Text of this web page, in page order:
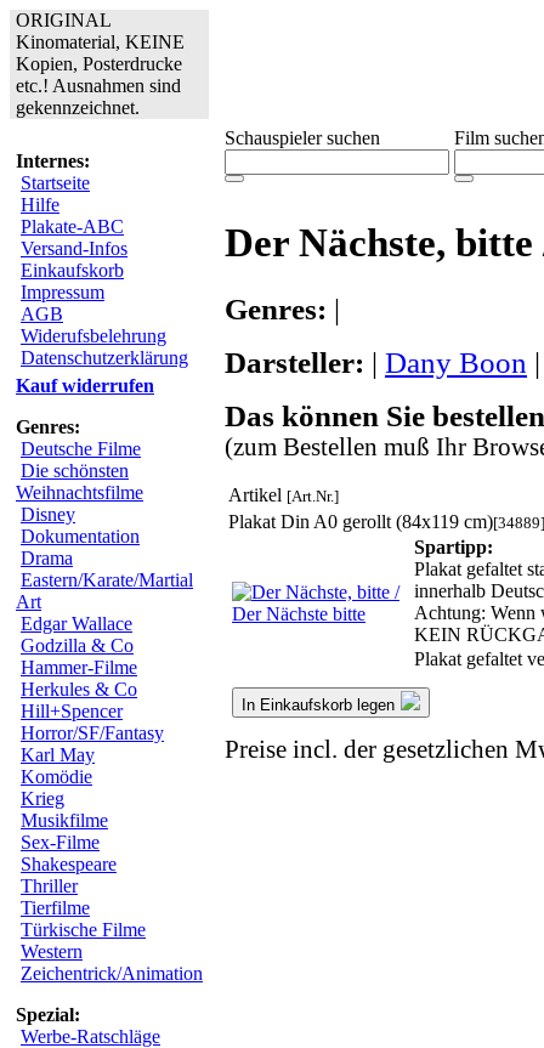
ORIGINAL
Kinomaterial, KEINE
Kopien, Posterdrucke
etc.! Ausnahmen sind
gekennzeichnet.
Internes:
Startseite
Hilfe
Plakate-ABC
Versand-Infos
Einkaufskorb
Impressum
AGB
Widerufsbelehrung
Datenschutzerklärung
Kauf widerrufen
Genres:
Deutsche Filme
Die schönsten
Weihnachtsfilme
Disney
Dokumentation
Drama
Eastern/Karate/Martial
Art
Edgar Wallace
Godzilla & Co
Hammer-Filme
Herkules & Co
Hill+Spencer
Horror/SF/Fantasy
Karl May
Komödie
Krieg
Musikfilme
Sex-Filme
Shakespeare
Thriller
Tierfilme
Türkische Filme
Western
Zeichentrick/Animation
Spezial:
Werbe-Ratschläge
Schauspieler suchen Film
Der Nächste,
Genres: |
Darsteller: | Dany Boon
Das können Sie
(zum Bestellen muß Ihr
Artikel [Art.Nr.]
Plakat Din A0 gerollt (84x119 cm)[34889]
Spartipp:
Plakat gefaltet
innerhalb
Achtung: Wenn
KEIN
Plakat gefaltet
In Einkaufskorb legen
Preise incl. der gesetzlichen